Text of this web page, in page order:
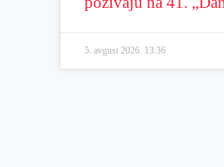
5. avgust 2026. 13:36